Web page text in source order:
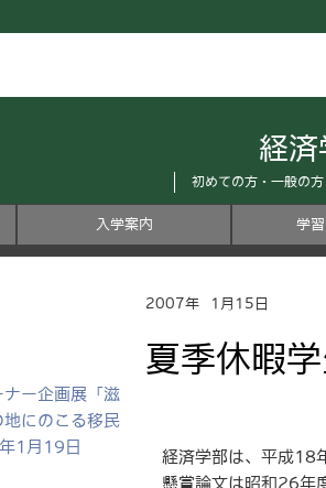
経済
初めての方・一般の方
入学案内 学
2007年 1月15日
夏季休暇
経済学部は、平成18
懸賞論文は昭和26年
ナー企画展「滋
にのこる移民
1月19日